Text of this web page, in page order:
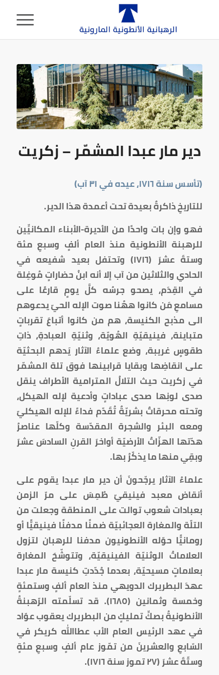
دير مار عبدا المشمّر – زكريت
(تأسس سنة١٧١٦، عيده في٣١آب)
للتاريخِ ذاكرةٌ بعيدة تحت أعمدة هذا الدير.
فهو وإن بات واحدًا من الأديرة-الأبناء المكانيِّين
للرهبنة الأنطونية منذ العام ألفٍ وسبعِ مئة
وستةَ عشرَ (١٧١٦) وتحتفل بعيد شفيعه في
الحادي والثلاثين من آب إلا أنه ابنُ حضاراتٍ مُوغِلة
في القِدَم، يصحو جرسُه كلَّ يومٍ قارعًا على
مسامعِ مَن كانوا ههُنا صوت الإله الحيّ يدعوهم
الى مذبح الكنيسة، هم من كانوا أتباعَ تقرباتٍ
متباينة، فينيقيّةِ الهُويّة، وثنيّةِ العبادةِ، ذاتِ
طقوسٍ غريبة، وضع علماءُ الآثار يَدهم البحثيّة
على انقاضِها وبقايا قرابينها فوق تلة المشمّر
في زكريت حيث التلالُ المترامية الأطراف ينقل
صدى لونِها صدى عباداتٍ وأدعية لإله الهيكل،
وتحته محرقاتٌ بشريّةٌ تُقَدّم فداءً للإله الهيكليّ
ومعه البئر والشجرة المقدّسة وكلّها عناصرُ
هدّتها الهزّاتُ الأرضيّة أواخرَ القرنِ السادسَ عشرَ
وبقِي منها ما يذكّرُ بها.
علماءُ الآثار يرجّحونَ أن دير مار عبدا يقوم على
أنقاض معبد فينيقيّ طُمِسَ على مرّ الزمن
بعبادات شعوب توالت على المنطقة وجعلت من
التلّة والمغارة العجائبيّة ضمنًا مدفنًا فينيقيًّا أو
رومانيًّا حوّله الأنطونيون مدفنا للرهبان لتزول
العلاماتُ الوثنيّة الفينيقيّة، وتتوشّحَ المغارة
بعلاماتٍ مسيحيّة، بعدما جُدّدتِ كنيسة مار عبدا
عهدَ البطريرك الدويهي منذ العام ألفٍ وستمئةٍ
وخمسة وثمانين (١٦٨٥). قد تسلّمته الرّهبنةُ
الأنطونيةُ بصكِّ تمليكٍ من البطريرك يعقوب عوّاد
في عهد الرئيس العام الأب عطاالله كريكر في
السّابعِ والعشرينَ من تمّوز عام ألفٍ وسبعِ مئةٍ
وستّةَ عشرَ (٢٧ تموز سنة ١٧١٦).